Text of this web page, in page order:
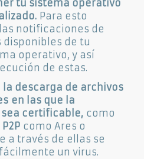
tu sistema operativo
Para esto
notificaciones de
de tu
operativo, y así
de estas.
la descarga de archivos
en las que la
certificable, como
como Ares o
a través de ellas se
un virus.